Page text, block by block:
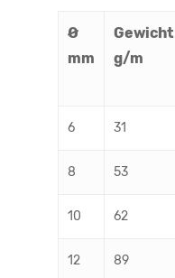
Ø
mm
Gewicht
g/m
6 31
8 53
10 62
12 89